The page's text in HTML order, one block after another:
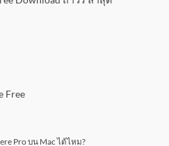
Free
Pro บน Mac ได้ไหม?